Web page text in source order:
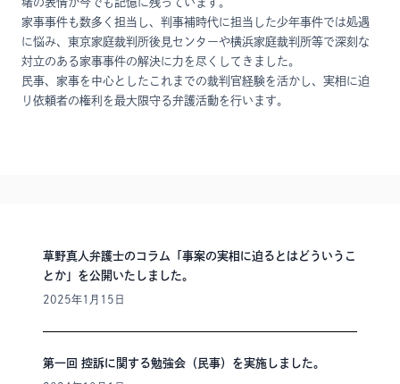
家事事件も数多く担当し、判事補時代に担当した少年事件では処遇
に悩み、東京家庭裁判所後見センターや横浜家庭裁判所等で深刻な
対立のある家事事件の解決に力を尽くしてきました。
民事、家事を中心としたこれまでの裁判官経験を活かし、実相に迫
り依頼者の権利を最大限守る弁護活動を行います。
草野真人弁護士のコラム「事案の実相に迫るとはどういうこ
とか」を公開いたしました。
2025年1月15日
第一回 控訴に関する勉強会（民事）を実施しました。